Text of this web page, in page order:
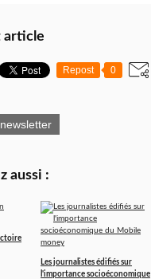
article
Repost 0
aussi :
Les journalistes édifiés sur
l'importance socioéconomique